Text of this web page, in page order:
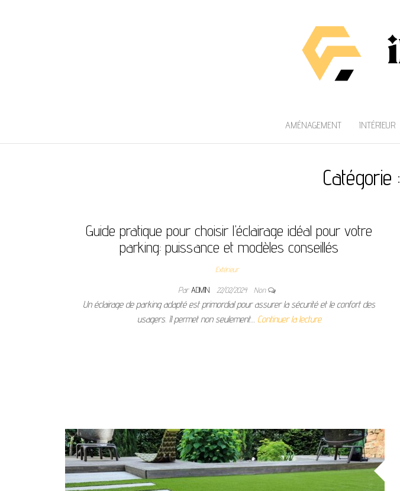
AMÉNAGEMENT INTÉRIEUR
Catégorie :
Guide pratique pour choisir l’éclairage idéal pour votre
parking: puissance et modèles conseillés
Extérieur
ParADMIN 22/02/2024 Non
Un éclairage de parking adapté est primordial pour assurer la sécurité et le confort des
usagers. Il permet non seulement… Continuer la lecture